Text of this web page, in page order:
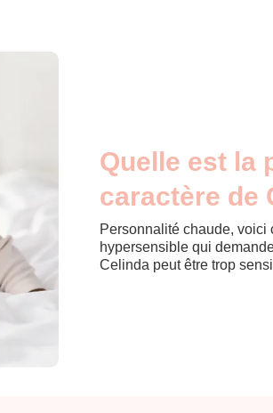
Quelle est la
caractère de
Personnalité chaude,
hypersensible qui
Celinda peut être trop